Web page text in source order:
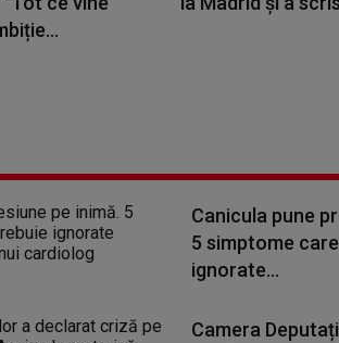
Canicula pune
5 simptome
ignorate...
Camera